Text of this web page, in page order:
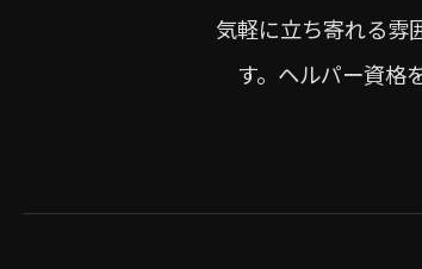
気軽に立ち寄れる雰
す。ヘルパー資格